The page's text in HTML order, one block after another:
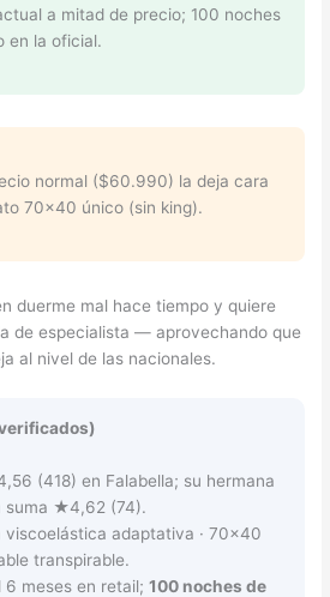
a mitad de precio; 100 noches
en la oficial.
normal ($60.990) la deja cara
70×40 único (sin king).
duerme mal hace tiempo y quiere
de especialista — aprovechando que
al nivel de las nacionales.
(418) en Falabella; su hermana
suma ★4,62 (74).
viscoelástica adaptativa · 70×40
transpirable.
6 meses en retail;100 noches de